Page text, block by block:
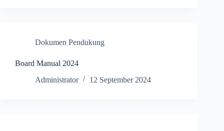
Dokumen Pendukung
Board Manual 2024
Administrator
12 September 2024